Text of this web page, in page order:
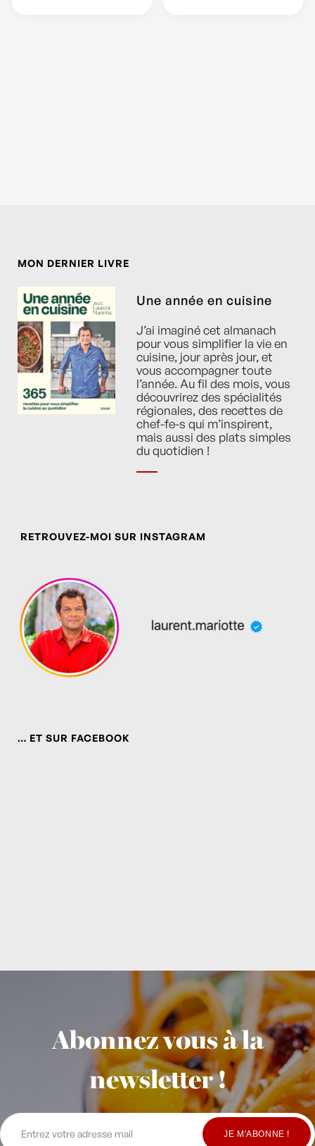
MON DERNIER LIVRE
Une année en cuisine
J’ai imaginé cet almanach
pour vous simplifier la vie en
cuisine, jour après jour, et
vous accompagner toute
l’année. Au fil des mois, vous
découvrirez des spécialités
régionales, des recettes de
chef-fe-s qui m’inspirent,
mais aussi des plats simples
du quotidien !
RETROUVEZ-MOI SUR INSTAGRAM
… ET SUR FACEBOOK
Abonnez vous à la
newsletter !